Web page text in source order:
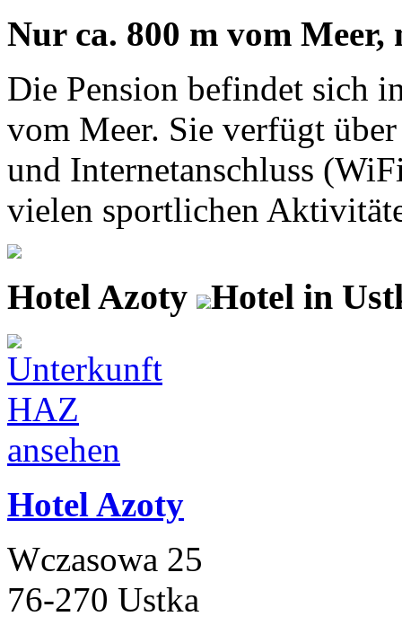
Nur ca. 800 m vom
Die Pension befindet sich
vom Meer. Sie verfügt
und Internetanschluss
vielen sportlichen
Hotel Azoty Hotel in
Hotel Azoty
Wczasowa 25
76-270 Ustka